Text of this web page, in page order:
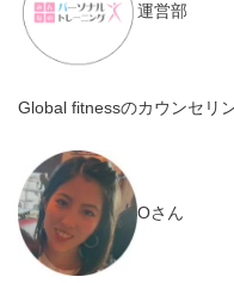
運営部
Global fitnessのカウンセリ
Oさん